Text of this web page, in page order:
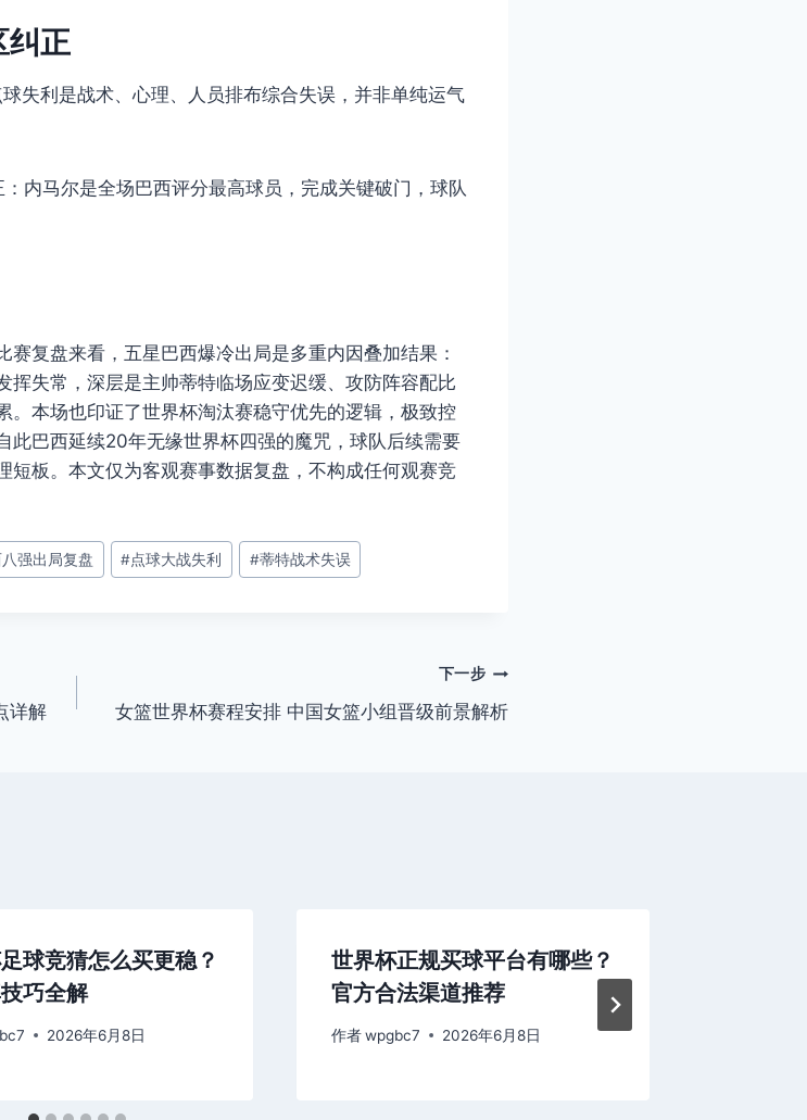
纠正
失利是战术、心理、人员排布综合失误，并非单纯运气
内马尔是全场巴西评分最高球员，完成关键破门，球队
复盘来看，五星巴西爆冷出局是多重内因叠加结果：
挥失常，深层是主帅蒂特临场应变迟缓、攻防阵容配比
。本场也印证了世界杯淘汰赛稳守优先的逻辑，极致控
此巴西延续20年无缘世界杯四强的魔咒，球队后续需要
短板。本文仅为客观赛事数据复盘，不构成任何观赛竞
强出局复盘 #点球大战失利 #蒂特战术失误
详解
下一步
女篮世界杯赛程安排 中国女篮小组晋级前景解析
球竞猜怎么买更稳？
巧全解
2026年6月8日
世界杯正规买球平台有哪些？
官方合法渠道推荐
作者 wpgbc7 2026年6月8日